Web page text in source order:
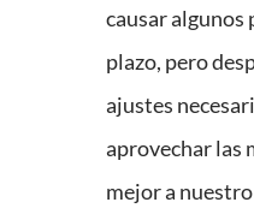
causar algunos
plazo, pero
ajustes
aprovechar las
mejor a